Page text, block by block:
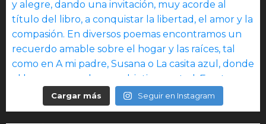
Cargar más Seguir en Instagram